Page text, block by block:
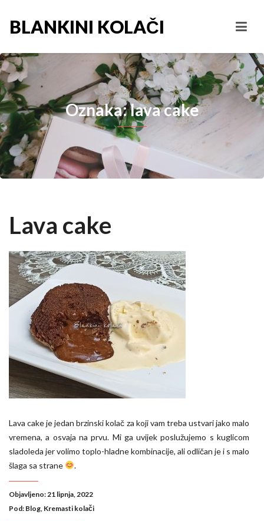
BLANKINI KOLAČI
Oznaka: lava cake
Lava cake
Lava cake je jedan brzinski kolač za koji vam treba ustvari jako malo
vremena, a osvaja na prvu. Mi ga uvijek poslužujemo s kuglicom
sladoleda jer volimo toplo-hladne kombinacije, ali odličan je i s malo
šlaga sa strane
.
Objavljeno: 21 lipnja, 2022
Pod: Blog, Kremasti kolači